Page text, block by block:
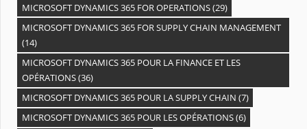
MICROSOFT DYNAMICS 365 FOR OPERATIONS(29)
MICROSOFT DYNAMICS 365 FOR SUPPLY CHAIN MANAGEMENT
(14)
MICROSOFT DYNAMICS 365 POUR LA FINANCE ET LES
OPÉRATIONS(36)
MICROSOFT DYNAMICS 365 POUR LA SUPPLY CHAIN (7)
MICROSOFT DYNAMICS 365 POUR LES OPÉRATIONS(6)